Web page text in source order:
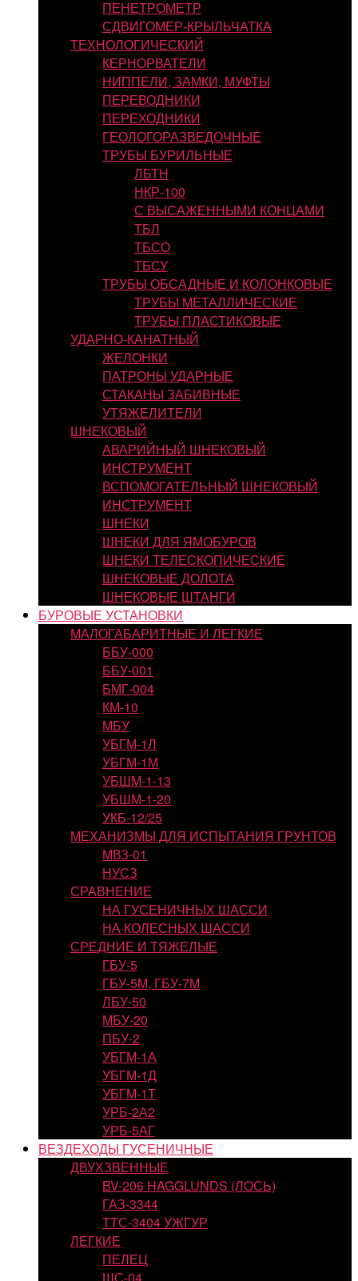
ПЕНЕТРОМЕТР
СДВИГОМЕР-КРЫЛЬЧАТКА
ТЕХНОЛОГИЧЕСКИЙ
КЕРНОРВАТЕЛИ
НИППЕЛИ, ЗАМКИ, МУФТЫ
ПЕРЕВОДНИКИ
ПЕРЕХОДНИКИ
ГЕОЛОГОРАЗВЕДОЧНЫЕ
ТРУБЫ БУРИЛЬНЫЕ
ЛБТН
НКР-100
С ВЫСАЖЕННЫМИ КОНЦАМИ
ТБЛ
ТБСО
ТБСУ
ТРУБЫ ОБСАДНЫЕ И КОЛОНКОВЫЕ
ТРУБЫ МЕТАЛЛИЧЕСКИЕ
ТРУБЫ ПЛАСТИКОВЫЕ
УДАРНО-КАНАТНЫЙ
ЖЕЛОНКИ
ПАТРОНЫ УДАРНЫЕ
СТАКАНЫ ЗАБИВНЫЕ
УТЯЖЕЛИТЕЛИ
ШНЕКОВЫЙ
АВАРИЙНЫЙ ШНЕКОВЫЙ
ИНСТРУМЕНТ
ВСПОМОГАТЕЛЬНЫЙ ШНЕКОВЫЙ
ИНСТРУМЕНТ
ШНЕКИ
ШНЕКИ ДЛЯ ЯМОБУРОВ
ШНЕКИ ТЕЛЕСКОПИЧЕСКИЕ
ШНЕКОВЫЕ ДОЛОТА
ШНЕКОВЫЕ ШТАНГИ
БУРОВЫЕ УСТАНОВКИ
МАЛОГАБАРИТНЫЕ И ЛЕГКИЕ
ББУ-000
ББУ-001
БМГ-004
КМ-10
МБУ
УБГМ-1Л
УБГМ-1М
УБШМ-1-13
УБШМ-1-20
УКБ-12/25
МЕХАНИЗМЫ ДЛЯ ИСПЫТАНИЯ ГРУНТОВ
МВЗ-01
НУСЗ
СРАВНЕНИЕ
НА ГУСЕНИЧНЫХ ШАССИ
НА КОЛЕСНЫХ ШАССИ
СРЕДНИЕ И ТЯЖЕЛЫЕ
ГБУ-5
ГБУ-5М, ГБУ-7М
ЛБУ-50
МБУ-20
ПБУ-2
УБГМ-1А
УБГМ-1Д
УБГМ-1Т
УРБ-2А2
УРБ-5АГ
ВЕЗДЕХОДЫ ГУСЕНИЧНЫЕ
ДВУХЗВЕННЫЕ
BV-206 HAGGLUNDS (ЛОСЬ)
ГАЗ-3344
ТТС-3404 УЖГУР
ЛЕГКИЕ
ПЕЛЕЦ